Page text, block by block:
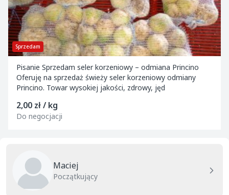
Sprzedam
Pisanie Sprzedam seler korzeniowy – odmiana Princino
Oferuję na sprzedaż świeży seler korzeniowy odmiany
Princino. Towar wysokiej jakości, zdrowy, jęd
2,00 zł / kg
Do negocjacji
Maciej
Początkujący